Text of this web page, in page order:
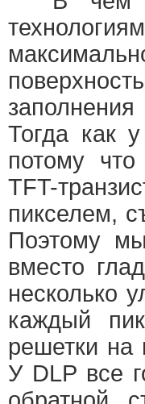
Тогда как
потому
TFT-
пикселем,
Поэтому
вместо
несколько
каждый
решетки на
У DLP все